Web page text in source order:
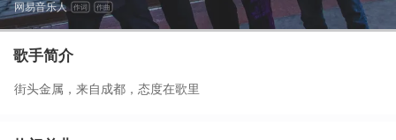
网易音乐人 作词 作曲
歌手简介
街头金属，来自成都，态度在歌里